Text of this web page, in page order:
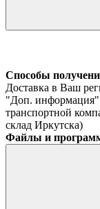
Способы
Доставка в Ваш
"Доп. информация"
транспортной
склад Иркутска)
Файлы и